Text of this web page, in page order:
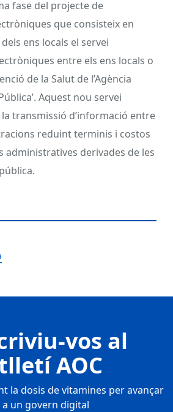
fase del projecte de
que consisteix en
ens locals el servei
entre els ens locals o
de la Salut de l’Agència
Aquest nou servei
transmissió d’informació entre
reduint terminis i costos
administratives derivades de les
vos al
AOC
la dosis de vitamines per avançar
a un govern digital